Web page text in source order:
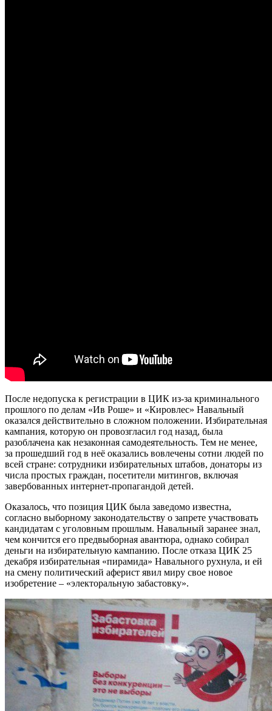
После недопуска к регистрации в ЦИК из-за криминального
прошлого по делам «Ив Роше» и «Кировлес» Навальный
оказался действительно в сложном положении. Избирательная
кампания, которую он провозгласил год назад, была
разоблачена как незаконная самодеятельность. Тем не менее,
за прошедший год в неё оказались вовлечены сотни людей по
всей стране: сотрудники избирательных штабов, донаторы из
числа простых граждан, посетители митингов, включая
завербованных интернет-пропагандой детей.
Оказалось, что позиция ЦИК была заведомо известна,
согласно выборному законодательству о запрете участвовать
кандидатам с уголовным прошлым. Навальный заранее знал,
чем кончится его предвыборная авантюра, однако собирал
деньги на избирательную кампанию. После отказа ЦИК 25
декабря избирательная «пирамида» Навального рухнула, и ей
на смену политический аферист явил миру свое новое
изобретение – «электоральную забастовку».